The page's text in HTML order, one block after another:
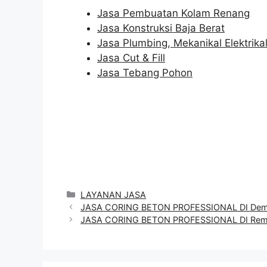
Jasa Pembuatan Kolam Renang
Jasa Konstruksi Baja Berat
Jasa Plumbing, Mekanikal Elektrikal
Jasa Cut & Fill
Jasa Tebang Pohon
Categories
LAYANAN JASA
JASA CORING BETON PROFESSIONAL DI
JASA CORING BETON PROFESSIONAL DI